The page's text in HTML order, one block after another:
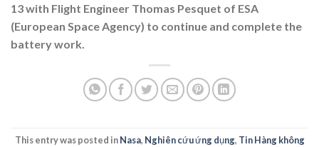
13 with Flight Engineer Thomas Pesquet of ESA
(European Space Agency) to continue and complete the
battery work.
This entry was posted inNasa, Nghiên cứu ứng dụng, Tin Hàng không